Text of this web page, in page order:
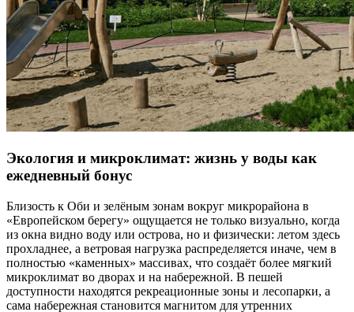
Экология и микроклимат: жизнь у воды как
ежедневный бонус
Близость к Оби и зелёным зонам вокруг микрорайона в
«Европейском берегу» ощущается не только визуально, когда
из окна видно воду или острова, но и физически: летом здесь
прохладнее, а ветровая нагрузка распределяется иначе, чем в
полностью «каменных» массивах, что создаёт более мягкий
микроклимат во дворах и на набережной. В пешей
доступности находятся рекреационные зоны и лесопарки, а
сама набережная становится магнитом для утренних